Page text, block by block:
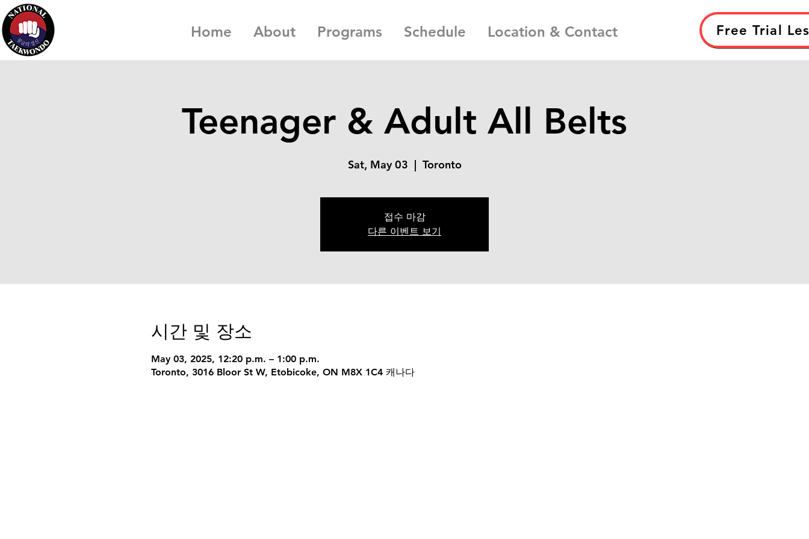
Home About Programs Schedule Location & Contact Free Trial
Teenager & Adult All Belts
Sat, May 03
  |
Toronto
접수 마감
다른 이벤트 보기
시간 및 장소
May 03, 2025, 12:20 p.m. – 1:00 p.m.
Toronto, 3016 Bloor St W, Etobicoke, ON M8X 1C4 캐나다